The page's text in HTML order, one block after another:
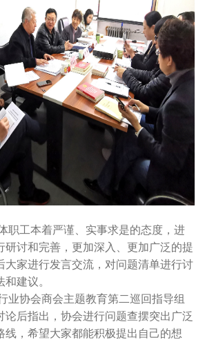
工本着严谨、实事求是的态度，进
研讨和完善，更加深入、更加广泛的提
大家进行发言交流，对问题清单进行讨
建议。
协会商会主题教育第二巡回指导组
论后指出，协会进行问题查摆突出广泛
线，希望大家都能积极提出自己的想